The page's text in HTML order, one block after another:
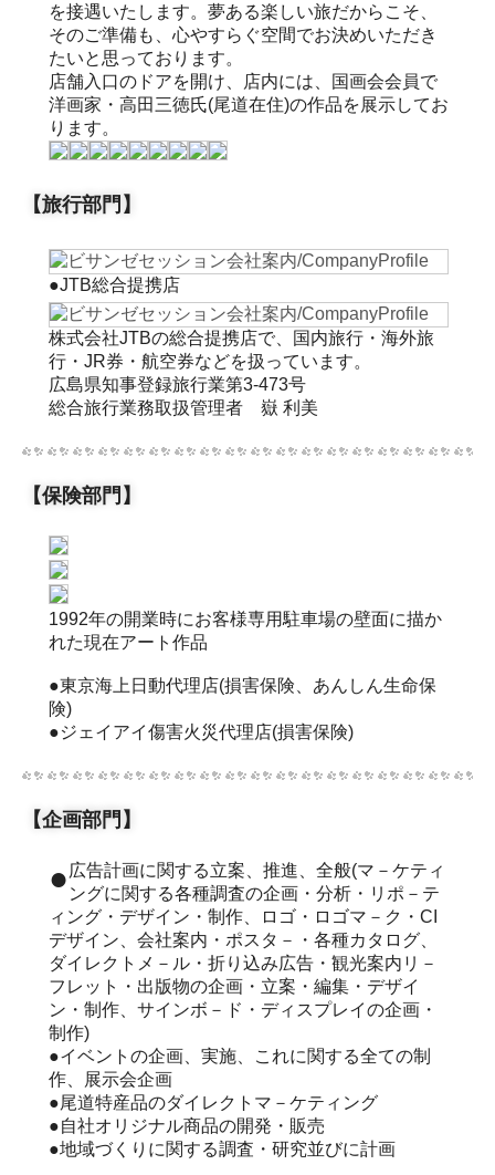
を接遇いたします。夢ある楽しい旅だからこそ、
そのご準備も、心やすらぐ空間でお決めいただき
たいと思っております。
店舗入口のドアを開け、店内には、国画会会員で
洋画家・高田三徳氏(尾道在住)の作品を展示してお
ります。
【旅行部門】
●JTB総合提携店
株式会社JTBの総合提携店で、国内旅行・海外旅
行・JR券・航空券などを扱っています。
広島県知事登録旅行業第3-473号
総合旅行業務取扱管理者 嶽 利美
【保険部門】
1992年の開業時にお客様専用駐車場の壁面に描か
れた現在アート作品
●東京海上日動代理店(損害保険、あんしん生命保
険)
●ジェイアイ傷害火災代理店(損害保険)
【企画部門】
●広告計画に関する立案、推進、全般(マ－ケティ ングに関する各種調査の企画・分析・リポ－テ
ィング・デザイン・制作、ロゴ・ロゴマ－ク・CI
デザイン、会社案内・ポスタ－・各種カタログ、
ダイレクトメ－ル・折り込み広告・観光案内リ－
フレット・出版物の企画・立案・編集・デザイ
ン・制作、サインボ－ド・ディスプレイの企画・
制作)
●イベントの企画、実施、これに関する全ての制
作、展示会企画
●尾道特産品のダイレクトマ－ケティング
●自社オリジナル商品の開発・販売
●地域づくりに関する調査・研究並びに計画